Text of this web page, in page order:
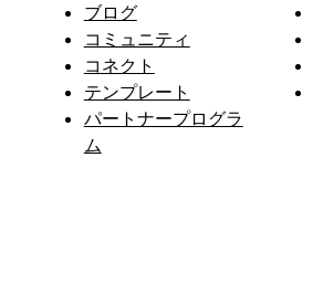
ブログ
コミュニティ
コネクト
テンプレート
パートナープログラ
ム